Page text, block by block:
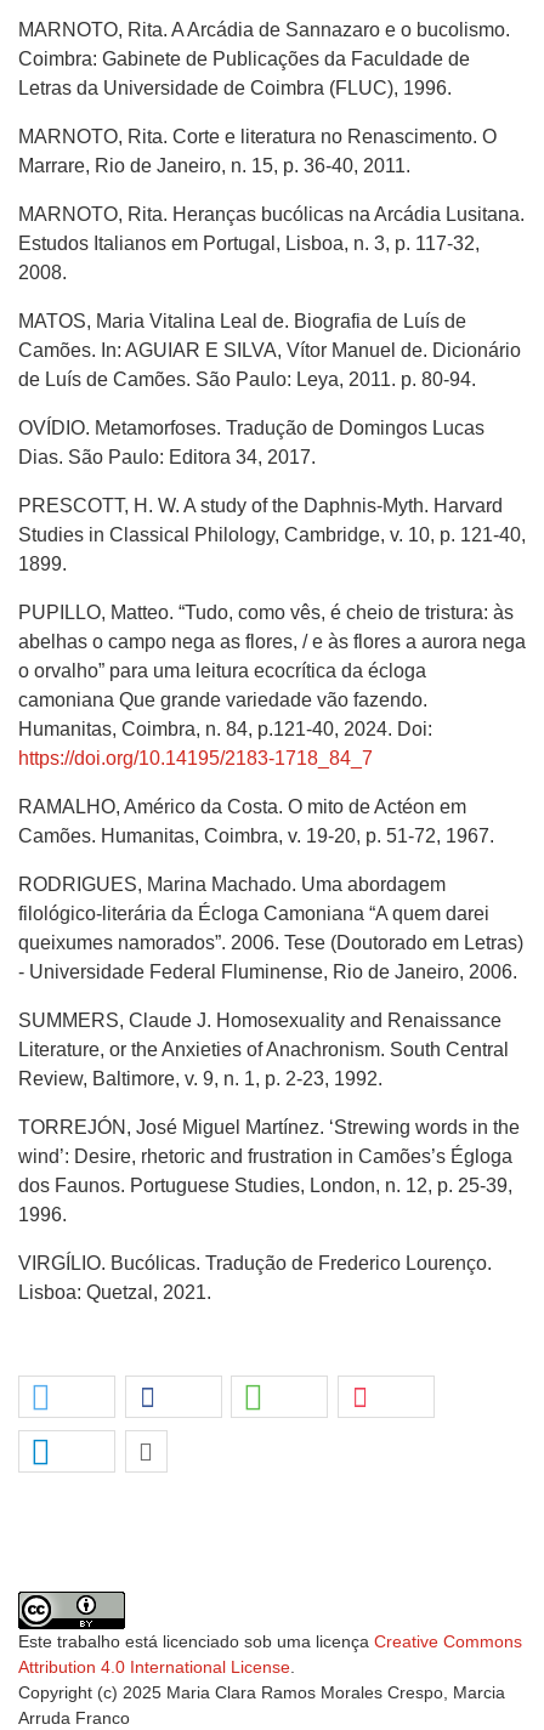
MARNOTO, Rita. A Arcádia de Sannazaro e o bucolismo.
Coimbra: Gabinete de Publicações da Faculdade de
Letras da Universidade de Coimbra (FLUC), 1996.
MARNOTO, Rita. Corte e literatura no Renascimento. O
Marrare, Rio de Janeiro, n. 15, p. 36-40, 2011.
MARNOTO, Rita. Heranças bucólicas na Arcádia Lusitana.
Estudos Italianos em Portugal, Lisboa, n. 3, p. 117-32,
2008.
MATOS, Maria Vitalina Leal de. Biografia de Luís de
Camões. In: AGUIAR E SILVA, Vítor Manuel de. Dicionário
de Luís de Camões. São Paulo: Leya, 2011. p. 80-94.
OVÍDIO. Metamorfoses. Tradução de Domingos Lucas
Dias. São Paulo: Editora 34, 2017.
PRESCOTT, H. W. A study of the Daphnis-Myth. Harvard
Studies in Classical Philology, Cambridge, v. 10, p. 121-40,
1899.
PUPILLO, Matteo. “Tudo, como vês, é cheio de tristura: às
abelhas o campo nega as flores, / e às flores a aurora nega
o orvalho” para uma leitura ecocrítica da écloga
camoniana Que grande variedade vão fazendo.
Humanitas, Coimbra, n. 84, p.121-40, 2024. Doi:
https://doi.org/10.14195/2183-1718_84_7
RAMALHO, Américo da Costa. O mito de Actéon em
Camões. Humanitas, Coimbra, v. 19-20, p. 51-72, 1967.
RODRIGUES, Marina Machado. Uma abordagem
filológico-literária da Écloga Camoniana “A quem darei
queixumes namorados”. 2006. Tese (Doutorado em Letras)
- Universidade Federal Fluminense, Rio de Janeiro, 2006.
SUMMERS, Claude J. Homosexuality and Renaissance
Literature, or the Anxieties of Anachronism. South Central
Review, Baltimore, v. 9, n. 1, p. 2-23, 1992.
TORREJÓN, José Miguel Martínez. ‘Strewing words in the
wind’: Desire, rhetoric and frustration in Camões’s Égloga
dos Faunos. Portuguese Studies, London, n. 12, p. 25-39,
1996.
VIRGÍLIO. Bucólicas. Tradução de Frederico Lourenço.
Lisboa: Quetzal, 2021.
Este trabalho está licenciado sob uma licença Creative Commons
Attribution 4.0 International License.
Copyright (c) 2025 Maria Clara Ramos Morales Crespo, Marcia
Arruda Franco